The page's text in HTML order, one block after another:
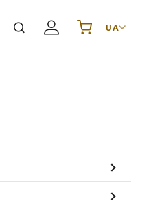
UA
UA Українська